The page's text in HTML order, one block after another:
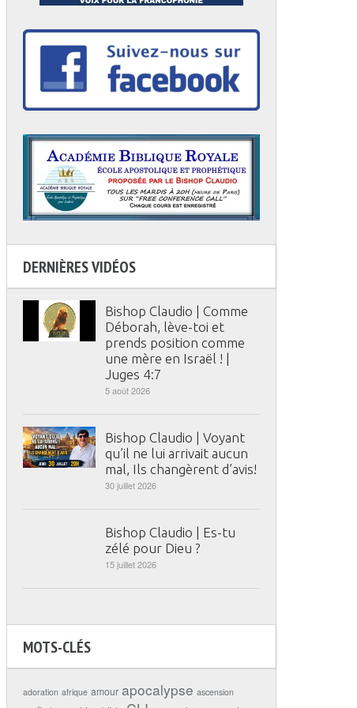
DERNIÈRES VIDÉOS
Bishop Claudio | Comme
Déborah, lève-toi et
prends position comme
une mère en Israël ! |
Juges 4:7
5 août 2026
Bishop Claudio | Voyant
qu’il ne lui arrivait aucun
mal, Ils changèrent d’avis!
30 juillet 2026
Bishop Claudio | Es-tu
zélé pour Dieu ?
15 juillet 2026
MOTS-CLÉS
adoration afrique amour apocalypse ascension